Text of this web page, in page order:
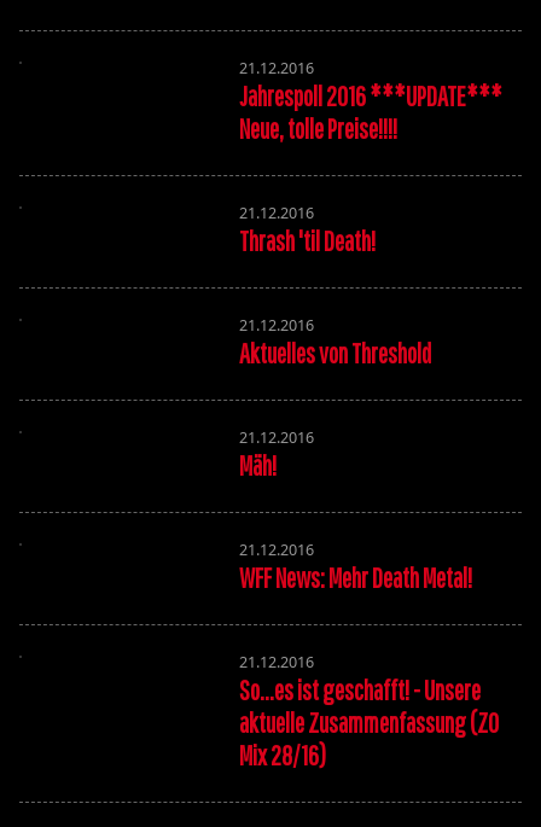
21.12.2016
Jahrespoll 2016 ***UPDATE***
Neue, tolle Preise!!!!
21.12.2016
Thrash 'til Death!
21.12.2016
Aktuelles von Threshold
21.12.2016
Mäh!
21.12.2016
WFF News: Mehr Death Metal!
21.12.2016
So...es ist geschafft! - Unsere
aktuelle Zusammenfassung (ZO
Mix 28/16)